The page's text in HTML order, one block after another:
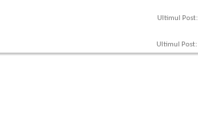
Ultimul Post:
Ultimul Post: